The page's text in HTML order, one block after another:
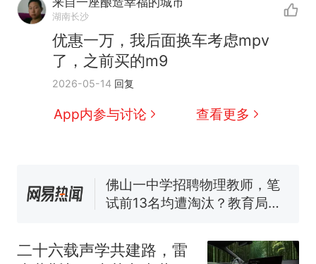
湖南长沙
优惠一万，我后面换车考虑mpv
了，之前买的m9
2026-05-14 回复
App内参与讨论 查看更多
因老师一句“跟我回家”改写了
人生
新 搬家报价570元，搬到楼下
交5060元才肯搬上楼！女子傻
号，仅凭视频评出？中国烹饪
佛山一中学招聘物理教师，笔
试前13名均遭淘汰？教育局：
已叫停招聘，成立调查组全面
笔试第一被第二名传话劝弃考
热 那个在床头放菜刀的女孩，
二十六载声学共建路，雷